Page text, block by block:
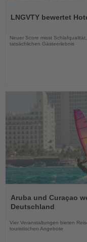
dieLNGVTY bewertet
Neuer Score misst
tatsächlichen Gästeerlebnis
Sie
die
Aruba und Curaçao
Deutschland
Vier Veranstaltungen bieten
touristischen Angebote